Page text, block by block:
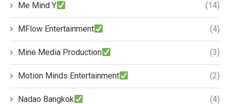
Me Mind Y (14)
MFlow Entertainment (4)
Mine Media Production (3)
Motion Minds Entertainment (2)
Nadao Bangkok (4)